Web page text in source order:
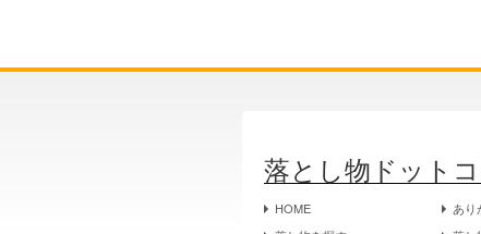
落とし物ドット
HOME
あり